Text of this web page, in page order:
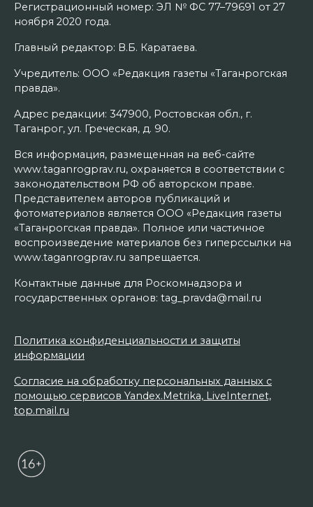
Регистрационный номер: ЭЛ № ФС 77–79691 от 27
ноября 2020 года.
Главный редактор: В.Б. Каратаева.
Учредитель: ООО «Редакция газеты «Таганрогская
правда».
Адрес редакции: 347900, Ростовская обл., г.
Таганрог, ул. Греческая, д. 90.
Вся информация, размещенная на веб-сайте
www.taganrogprav.ru, охраняется в соответствии с
законодательством РФ об авторском праве.
Представителем авторов публикаций и
фотоматериалов является ООО «Редакция газеты
«Таганрогская правда». Полное или частичное
воспроизведение материалов без гиперссылки на
www.taganrogprav.ru запрещается.
Контактные данные для Роскомнадзора и
государственных органов: tag_pravda@mail.ru
Политика конфиденциальности и защиты
информации
Согласие на обработку персональных данных с
помощью сервисов Yandex.Metrika, LiveInternet,
top.mail.ru